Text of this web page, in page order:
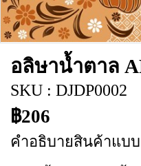
อลิษาน้ำตาล
SKU : DJDP0002
฿206
คำอธิบายสินค้าแบ